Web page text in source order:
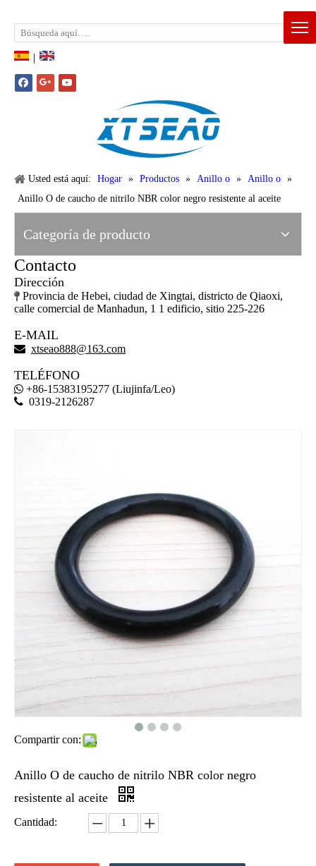
|
Usted está aquí: Hogar » Productos » Anillo o » Anillo o »
Anillo O de caucho de nitrilo NBR color negro resistente al aceite
Categoría de producto
Contacto
Dirección
 Provincia de Hebei, ciudad de Xingtai, districto de Qiaoxi,
calle comercial de Manhadun, 1 1 edificio, sitio 225-226
E-MAIL
 xtseao888@163.com
TELÉFONO
 +86-15383195277 (Liujinfa/Leo)
 0319-2126287
Compartir con:
Anillo O de caucho de nitrilo NBR color negro
resistente al aceite
Cantidad: